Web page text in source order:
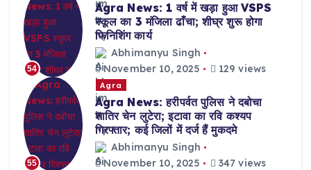
54
Agra News: 1 वर्ष में खड़ा हुआ VSPS
स्कूल का 3 मंजिला ढाँचा; शीघ्र शुरू होगा
फिनिशिंग कार्य
Abhimanyu Singh
November 10, 2025
129 views
55
Agra
Agra News: हरीपर्वत पुलिस ने दबोचा
शातिर चेन लुटेरा; इटावा का रवि कश्यप
गिरफ्तार; कई जिलों में दर्ज हैं मुकदमे
Abhimanyu Singh
November 10, 2025
347 views